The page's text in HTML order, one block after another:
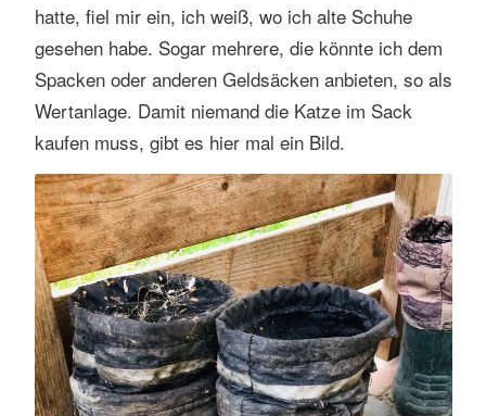
hatte, fiel mir ein, ich weiß, wo ich alte Schuhe
gesehen habe. Sogar mehrere, die könnte ich dem
Spacken oder anderen Geldsäcken anbieten, so als
Wertanlage. Damit niemand die Katze im Sack
kaufen muss, gibt es hier mal ein Bild.